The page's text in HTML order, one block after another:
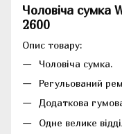
Чоловіча сумка
2600
Опис товару:
Чоловіча сумка.
Регульований
Додаткова
Одне велике